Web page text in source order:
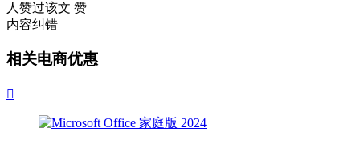
人赞过该文 赞
内容纠错
相关电商优惠
